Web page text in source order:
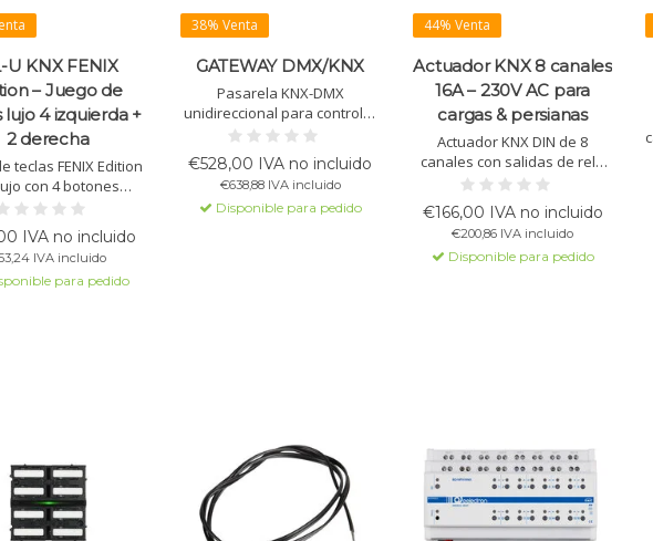
U KNX FENIX
– Juego de
lujo 4 izquierda +
2 derecha
teclas FENIX Edition
con 4 botones
y 2 derechos para
OL-U KNX de
como SO08A01KNX.
en FENIX NTM®
resistente a
IVA no incluido
IVA incluido
para pedido
38% Venta
GATEWAY DMX/KNX
Pasarela KNX-DMX
unidireccional para controlar
dispositivos DMX512
mediante KNX. Compatible
con 512 canales, escenas,
secuencias e integración
sencilla sin ETS.
€528,00 IVA no incluido
€638,88 IVA incluido
Disponible para pedido
44% Venta
Actuador KNX 8 canales
16A – 230V AC para
cargas & persianas
Actuador KNX DIN de 8
canales con salidas de relé
de 16A para iluminación,
cargas generales y control de
persianas o estores. Incluye
8 funciones lógicas y una
interfaz KNX integrada para
€166,00 IVA no incluido
€200,86 IVA incluido
Disponible para pedido